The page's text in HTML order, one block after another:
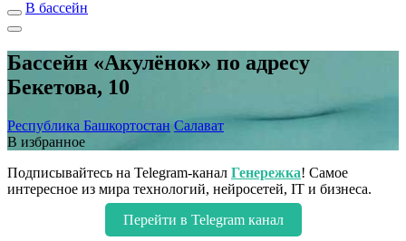
В бассейн
Бассейн «Акулёнок» по адресу
Бекетова, 10
Республика Башкортостан Салават
В избранное
Подписывайтесь на Telegram-канал Генережка! Самое
интересное из мира технологий, нейросетей, IT и бизнеса.
Перейти в Telegram канал